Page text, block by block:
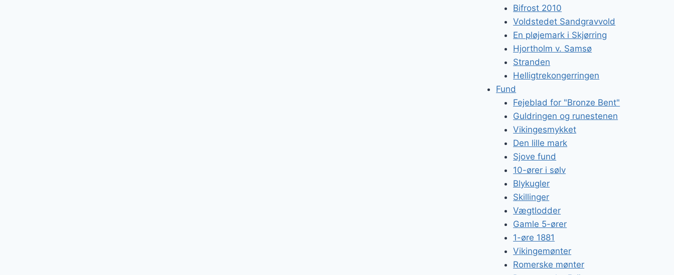
Bifrost 2010
Voldstedet Sandgravvold
En pløjemark i Skjørring
Hjortholm v. Samsø
Stranden
Helligtrekongerringen
Fund
Fejeblad for "Bronze Bent"
Guldringen og runestenen
Vikingesmykket
Den lille mark
Sjove fund
10-ører i sølv
Blykugler
Skillinger
Vægtlodder
Gamle 5-ører
1-øre 1881
Vikingemønter
Romerske mønter